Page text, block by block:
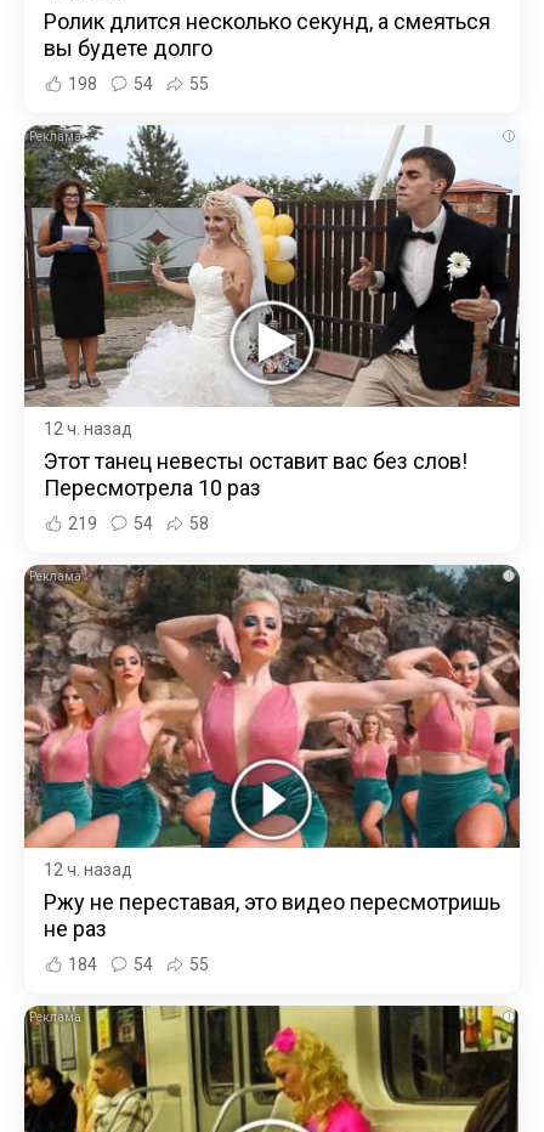
Ролик длится несколько секунд, а смеяться
вы будете долго
198 54 55
i
12 ч. назад
Этот танец невесты оставит вас без слов!
Пересмотрела 10 раз
219 54 58
i
12 ч. назад
Ржу не переставая, это видео пересмотришь
не раз
184 54 55
i